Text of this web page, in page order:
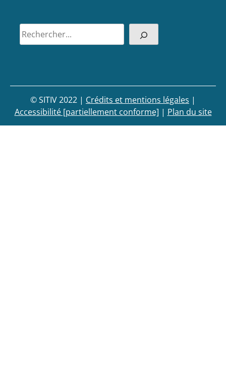
Rechercher
© SITIV 2022 | Crédits et mentions légales |
Accessibilité [partiellement conforme] | Plan du site